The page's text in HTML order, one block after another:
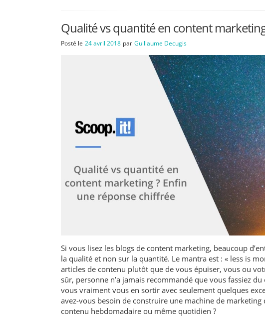
Qualité vs quantité en content
Posté le 24 avril 2018 par Guillaume Decugis
Si vous lisez les blogs de content marketing, beaucoup
la qualité et non sur la quantité. Le mantra est : « less is
articles de contenu plutôt que de vous épuiser, vous ou
sûr, personne n’a jamais recommandé que vous fassiez
vous vraiment vous en sortir avec seulement quelques
avez-vous besoin de construire une machine de
contenu hebdomadaire ou même quotidien ?